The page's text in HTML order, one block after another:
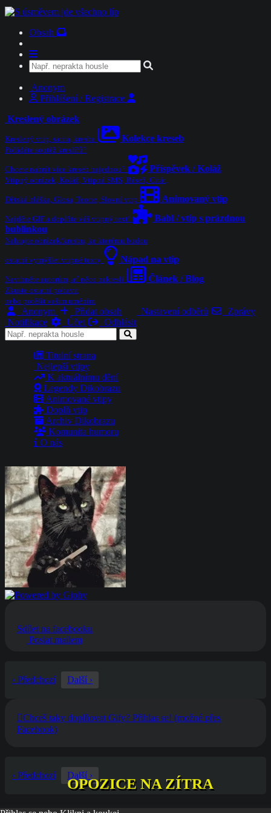
Obsah
Anonym
Přihlášení / Registrace
Kreslený obrázek
Kreslený vtip, satira, kresba Kolekce kreseb
Pořádáte soutěž kreslířů?
Chcete nahrát více kreseb najednou? Příspěvek / Koláž
Vtipný obrázek, Koláž, Vtipná SMS, Báseň, Citát,
Dětská hláška, Glosa, Teorie, Slovní vtip Animovaný vtip
Najděte GIF a doplňte váš vtipný text!
Babl / vtip s prázdnou
bublinkou
Nahrajte obrázek/kresbu, ke kterému budou
ostatní vymýšlet vtipné texty Nápad na vtip
Navrhněte autorům, ať něco nakreslí Článek / Blog
Zkuste ostatní pobavit
nebo potěšit vašim uměním
Anonym Přidat obsah Nastavení odběrů
Zprávy
Notifikace
Účet Odhlásit
Titulní strana
Nejlepší vtipy
K aktuálnímu dění
Legendy Dikobrazu
Animované vtipy
Doplň vtip
Archiv Dikobrazu
Komunita humoru
O nás
OPOZICE NA ZÍTRA
Sdílet na facebooku
Poslat mailem
‹ Předchozí Další ›
Chceš taky doplňovat Gify? Přihlas se! (možné přes
Facebook)
‹ Předchozí Další ›